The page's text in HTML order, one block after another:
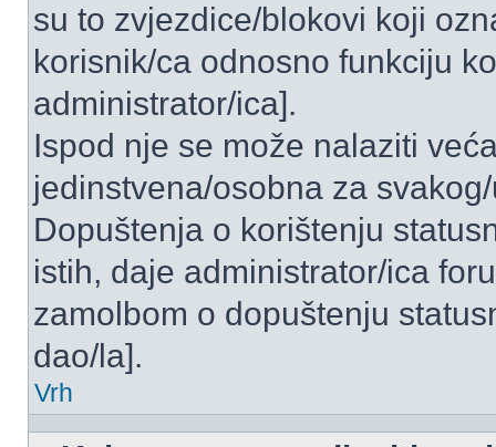
su to zvjezdice/blokovi koji
korisnik/ca odnosno funkciju
administrator/ica].
Ispod nje se može nalaziti
jedinstvena/osobna za
Dopuštenja o korištenju
istih, daje administrator/ica
zamolbom o dopuštenju
dao/la].
Vrh